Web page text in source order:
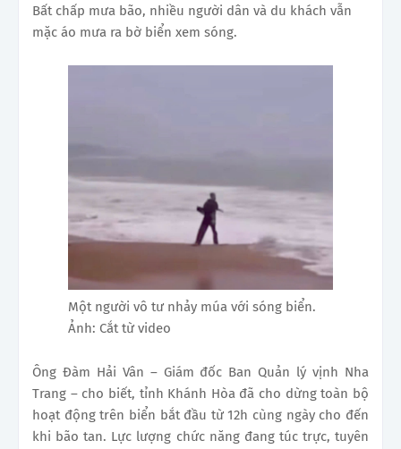
Bất chấp mưa bão, nhiều người dân và du khách vẫn
mặc áo mưa ra bờ biển xem sóng.
Một người vô tư nhảy múa với sóng biển.
Ảnh: Cắt từ video
Ông Đàm Hải Vân – Giám đốc Ban Quản lý vịnh Nha
Trang – cho biết, tỉnh Khánh Hòa đã cho dừng toàn bộ
hoạt động trên biển bắt đầu từ 12h cùng ngày cho đến
khi bão tan. Lực lượng chức năng đang túc trực, tuyên